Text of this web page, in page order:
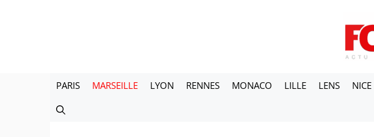
PARIS MARSEILLE LYON RENNES MONACO LILLE LENS NICE